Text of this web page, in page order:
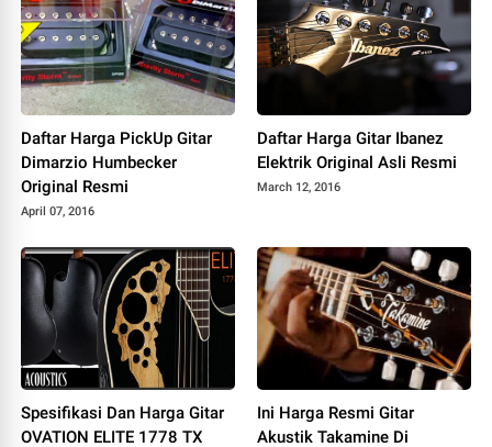
Daftar Harga PickUp Gitar
Dimarzio Humbecker
Original Resmi
April 07, 2016
Daftar Harga Gitar Ibanez
Elektrik Original Asli Resmi
March 12, 2016
Spesifikasi Dan Harga Gitar
OVATION ELITE 1778 TX
Ini Harga Resmi Gitar
Akustik Takamine Di